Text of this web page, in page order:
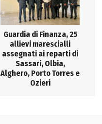
Guardia di Finanza, 25
allievi marescialli
assegnati ai reparti di
Sassari, Olbia,
Alghero, Porto Torres e
Ozieri